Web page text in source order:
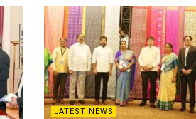
LATEST NEWS